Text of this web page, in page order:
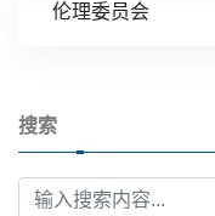
伦理委员会
搜索